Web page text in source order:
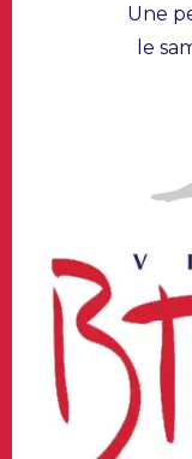
Une
le